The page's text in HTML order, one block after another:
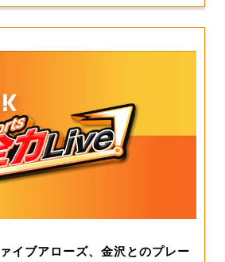
イブアローズ、金沢とのプレー